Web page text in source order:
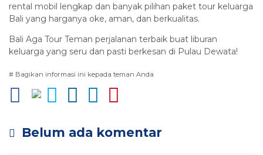
rental mobil lengkap dan banyak pilihan paket tour keluarga
Bali yang harganya oke, aman, dan berkualitas.
Bali Aga Tour Teman perjalanan terbaik buat liburan
keluarga yang seru dan pasti berkesan di Pulau Dewata!
# Bagikan informasi ini kepada teman Anda
Belum ada komentar